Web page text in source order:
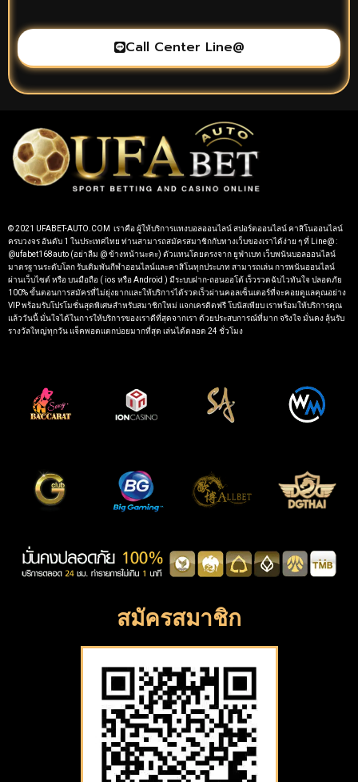
Call Center Line@
© 2021 UFABET-AUTO.COM เราคือ ผู้ให้บริการแทงบอลออนไลน์ สปอร์ตออนไลน์ คาสิโนออนไลน์
ครบวงจร อันดับ 1 ในประเทศไทย ท่านสามารถสมัครสมาชิกกับทางเว็บของเราได้ง่าย ๆ ที่ Line@ :
@ufabet168auto (อย่าลืม @ ข้างหน้านะคะ) ตัวแทนโดยตรงจาก ยูฟ่าเบท เว็บพนันบอลออนไลน์
มาตรฐานระดับโลก รับเดิมพันกีฬาออนไลน์และคาสิโนทุกประเภท สามารถเล่น การพนันออนไลน์
ผ่านเว็บไซต์ หรือ บนมือถือ ( ios หรือ Android ) มีระบบฝาก-ถอนออโต้ เร็วรวดฉับไวทันใจ ปลอดภัย
100% ขั้นตอนการสมัครที่ไม่ยุ่งยากและให้บริการได้รวดเร็วผ่านคอลเซ็นเตอร์ที่จะคอยดูแลคุณอย่าง
VIP พร้อมรับโปรโมชั่นสุดพิเศษสำหรับสมาชิกใหม่ แจกเครดิตฟรี โบนัสเพียบ เราพร้อมให้บริการคุณ
แล้ววันนี้ มั่นใจได้ในการให้บริการของเราดีที่สุดจากเรา ด้วยประสบการณ์ที่มาก จริงใจ มั่นคง ลุ้นรับ
รางวัลใหญ่ทุกวัน แจ็คพอตแตกบ่อยมากที่สุด เล่นได้ตลอด 24 ชั่วโมง
สมัครสมาชิก